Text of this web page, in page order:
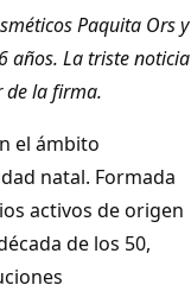
Paquita Ors y
años. La triste noticia
de la firma.
el ámbito
natal. Formada
activos de origen
de los 50,